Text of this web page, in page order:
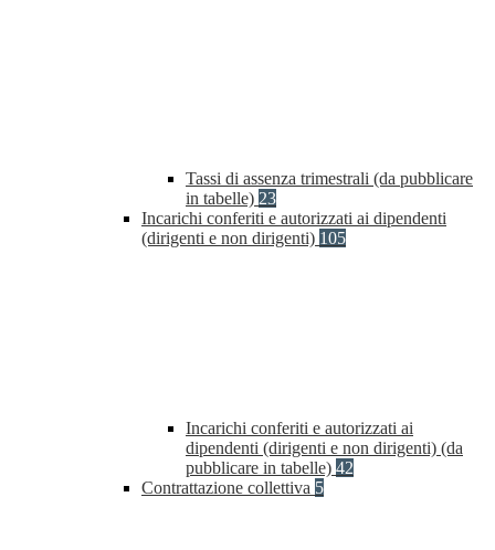
Tassi di assenza trimestrali (da pubblicare
in tabelle) 23
Incarichi conferiti e autorizzati ai dipendenti
(dirigenti e non dirigenti) 105
Incarichi conferiti e autorizzati ai
dipendenti (dirigenti e non dirigenti) (da
pubblicare in tabelle) 42
Contrattazione collettiva 5